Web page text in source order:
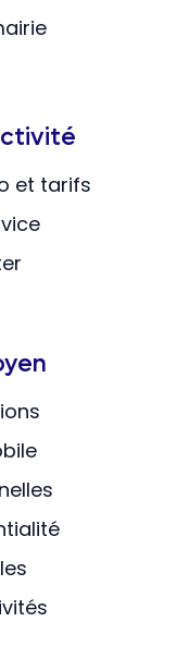
et tarifs